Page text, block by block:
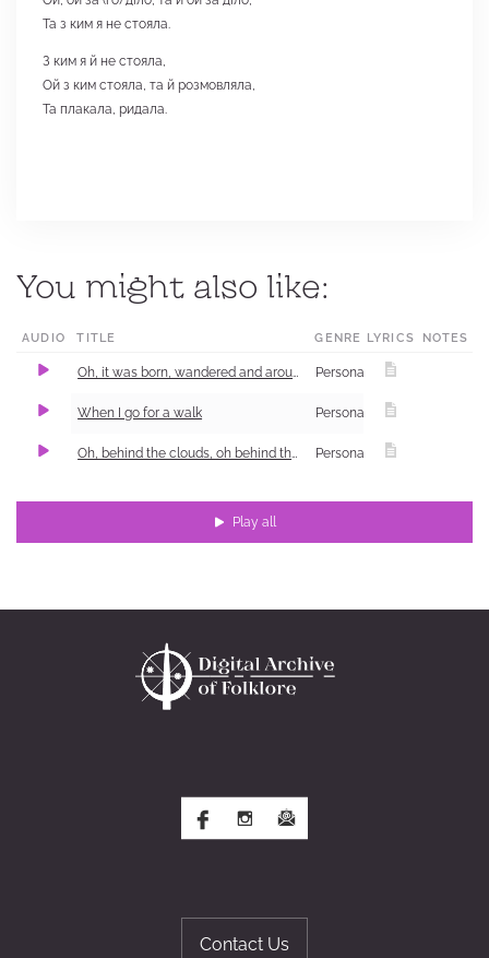
Та з ким я не стояла.
З ким я й не стояла,
Ой з ким стояла, та й розмовляла,
Та плакала, ридала.
You might also like:
AUDIO TITLE GENRE LYRICS NOTES
Oh, it was born, wandered and around the sea with horses
When I go for a walk
Oh, behind the clouds, oh behind the thunderous
Play all
Contact Us